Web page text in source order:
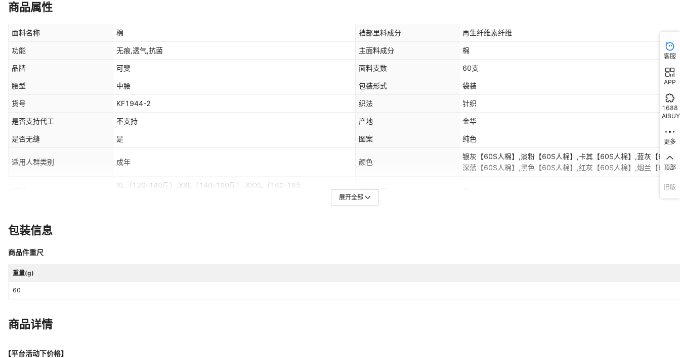
商品属性
面料名称 棉 裆部里料成分 再生纤维素纤维
功能 无痕,透气,抗菌 主面料成分 棉
品牌 可斐 面料支数 60支
腰型 中腰 包装形式 袋装
货号 KF1944-2 织法 针织
是否支持代工 不支持 产地 金华
是否无缝 是 图案 纯色
适用人群类别 成年 颜色
银灰【60S人棉】,淡粉【60S人棉】,卡其【60S人棉】,蓝灰【60S
深蓝【60S人棉】,黑色【60S人棉】,红灰【60S人棉】,烟兰【60S
XL（120-140斤）,XXL（140-160斤）,XXXL（160-185
是否进口
主面料成分含量
裆部里料成分含量
展开全部
包装信息
商品件重尺
重量(g)
60
商品详情
【平台活动下价格】
客服
APP
1688
AIBUY
更多
顶部
旧版